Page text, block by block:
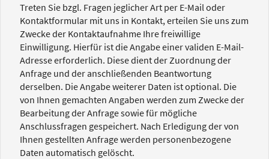
Treten Sie bzgl. Fragen jeglicher Art per E-Mail oder
Kontaktformular mit uns in Kontakt, erteilen Sie uns zum
Zwecke der Kontaktaufnahme Ihre freiwillige
Einwilligung. Hierfür ist die Angabe einer validen E-Mail-
Adresse erforderlich. Diese dient der Zuordnung der
Anfrage und der anschließenden Beantwortung
derselben. Die Angabe weiterer Daten ist optional. Die
von Ihnen gemachten Angaben werden zum Zwecke der
Bearbeitung der Anfrage sowie für mögliche
Anschlussfragen gespeichert. Nach Erledigung der von
Ihnen gestellten Anfrage werden personenbezogene
Daten automatisch gelöscht.